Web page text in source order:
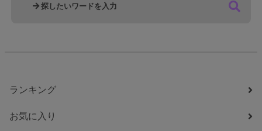
ランキング
お気に入り